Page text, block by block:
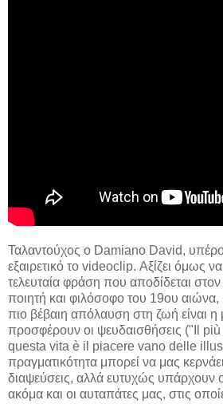
Ταλαντούχος ο Damiano David,
εξαιρετικό το videoclip. Αξίζει όμως
τελευταία φράση που αποδίδεται στον
ποιητή και φιλόσοφο του 19ου
πιο βέβαιη απόλαυση στη ζωή είναι
προσφέρουν οι ψευδαισθήσεις ("Il
questa vita è il piacere vano delle
πραγματικότητα μπορεί να μας
διαψεύσεις, αλλά ευτυχώς υπάρχουν
ακόμα και οι αυταπάτες μας, στις